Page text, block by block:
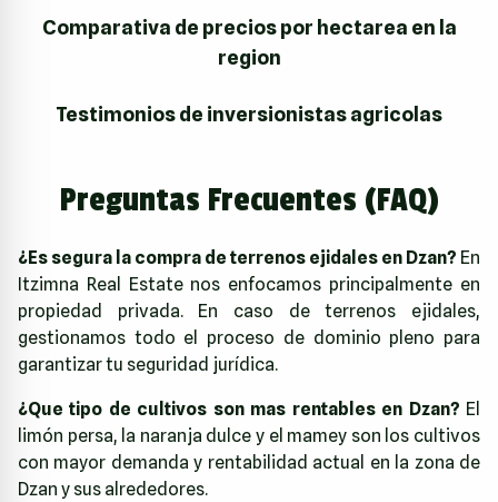
Comparativa de precios por hectarea en la
region
Testimonios de inversionistas agricolas
Preguntas Frecuentes (FAQ)
¿Es segura la compra de terrenos ejidales en Dzan? En
Itzimna Real Estate nos enfocamos principalmente en
propiedad privada. En caso de terrenos ejidales,
gestionamos todo el proceso de dominio pleno para
garantizar tu seguridad jurídica.
¿Que tipo de cultivos son mas rentables en Dzan? El
limón persa, la naranja dulce y el mamey son los cultivos
con mayor demanda y rentabilidad actual en la zona de
Dzan y sus alrededores.